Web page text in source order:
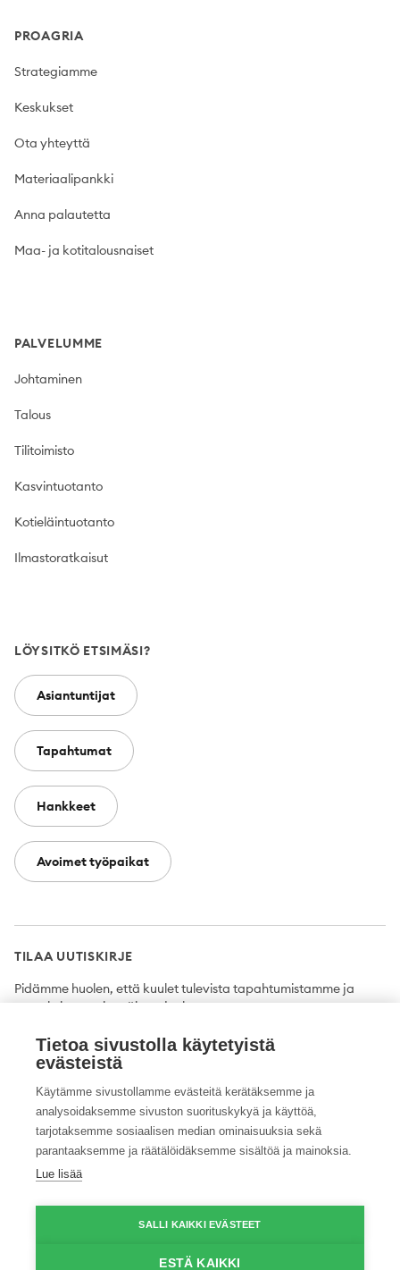
PROAGRIA
Strategiamme
Keskukset
Ota yhteyttä
Materiaalipankki
Anna palautetta
Maa- ja kotitalousnaiset
PALVELUMME
Johtaminen
Talous
Tilitoimisto
Kasvintuotanto
Kotieläintuotanto
Ilmastoratkaisut
LÖYSITKÖ ETSIMÄSI?
Asiantuntijat
Tapahtumat
Hankkeet
Avoimet työpaikat
TILAA UUTISKIRJE
Pidämme huolen, että kuulet tulevista tapahtumistamme ja
uutuuksista ensimmäisten joukossa.
Tilaa
Twitter FacebookYouTubeInstagramLinkedIn
© 2026 ProAgria. Kaikki oikeudet pidätetään.
Tietoa sivustolla käytetyistä
evästeistä
Käytämme sivustollamme evästeitä kerätäksemme ja
analysoidaksemme sivuston suorituskykyä ja käyttöä,
tarjotaksemme sosiaalisen median ominaisuuksia sekä
parantaaksemme ja räätälöidäksemme sisältöä ja mainoksia.
Lue lisää
SALLI KAIKKI EVÄSTEET
ESTÄ KAIKKI